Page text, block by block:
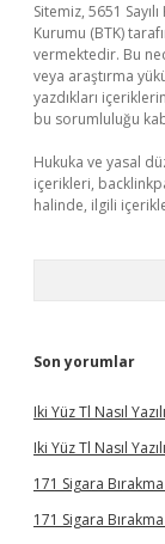
Sitemiz, 5651
Kurumu (BTK)
vermektedir. Bu
veya araştırma
yazdıkları
bu sorumluluğu
Hukuka ve yasal
içerikleri,
halinde, ilgili
Son yorumlar
Iki Yüz Tl Nasıl
Iki Yüz Tl Nasıl
171 Sigara
171 Sigara